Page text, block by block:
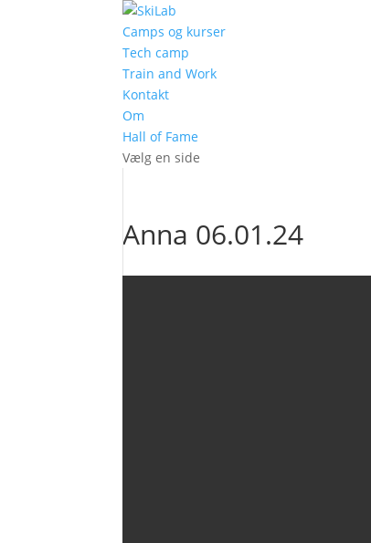
Camps og kurser
Tech camp
Train and Work
Kontakt
Om
Hall of Fame
Vælg en side
Anna 06.01.24